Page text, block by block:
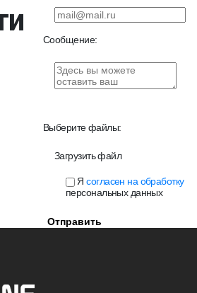
Сообщение:
Выберите файлы:
Загрузить файл
Ясогласен на обработку
персональных данных
Отправить